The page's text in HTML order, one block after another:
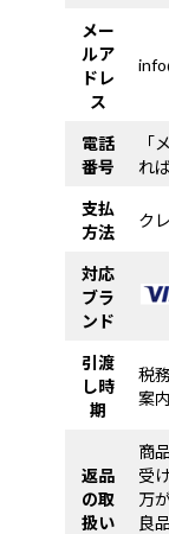
メー
ルア
ドレ
ス
電話
番号
「
れ
支払
方法
ク
対応
ブラ
ンド
引渡
し時
期
税
案
返品
の取
扱い
商
受
万
良